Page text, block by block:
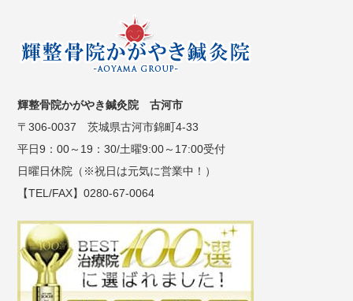
輝整骨院かがやき鍼灸院 古河市
〒306-0037 茨城県古河市錦町4-33
平日9：00～19：30/土曜9:00～17:00受付
日曜日休院（※祝日は元気に営業中！）
【TEL/FAX】0280-67-0064